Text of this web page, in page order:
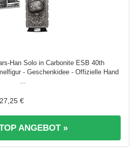
Han Solo in Carbonite ESB 40th
- Geschenkidee - Offizielle Hand
...
27,25 €
ANGEBOT »